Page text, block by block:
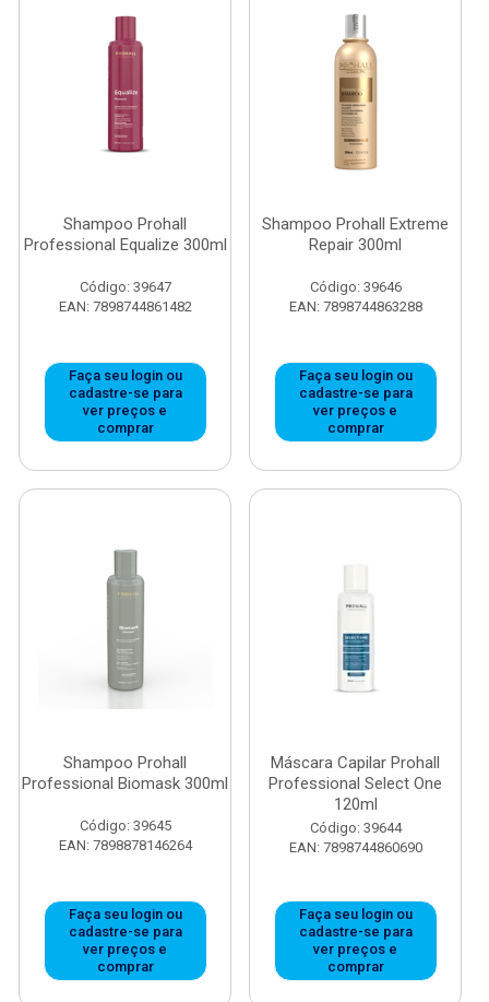
Shampoo Prohall
Professional Equalize 300ml
Código: 39647
EAN: 7898744861482
Faça seu login ou
cadastre-se para
ver preços e
comprar
Shampoo Prohall Extreme
Repair 300ml
Código: 39646
EAN: 7898744863288
Faça seu login ou
cadastre-se para
ver preços e
comprar
Shampoo Prohall
Professional Biomask 300ml
Código: 39645
EAN: 7898878146264
Faça seu login ou
cadastre-se para
ver preços e
comprar
Máscara Capilar Prohall
Professional Select One
120ml
Código: 39644
EAN: 7898744860690
Faça seu login ou
cadastre-se para
ver preços e
comprar